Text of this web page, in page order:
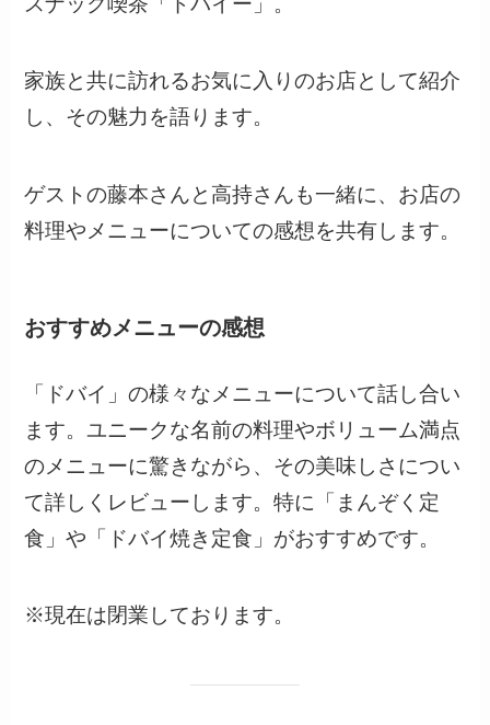
家族と共に訪れるお気に入りのお店として紹介
し、その魅力を語ります。
ゲストの藤本さんと高持さんも一緒に、お店の
料理やメニューについての感想を共有します。
おすすめメニューの感想
「ドバイ」の様々なメニューについて話し合い
ます。ユニークな名前の料理やボリューム満点
のメニューに驚きながら、その美味しさについ
て詳しくレビューします。特に「まんぞく定
食」や「ドバイ焼き定食」がおすすめです。
※現在は閉業しております。